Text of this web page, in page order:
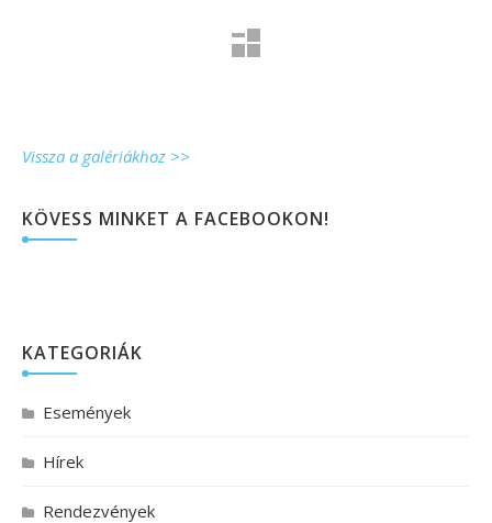
Vissza a galériákhoz >>
KÖVESS MINKET A FACEBOOKON!
KATEGORIÁK
Események
Hírek
Rendezvények